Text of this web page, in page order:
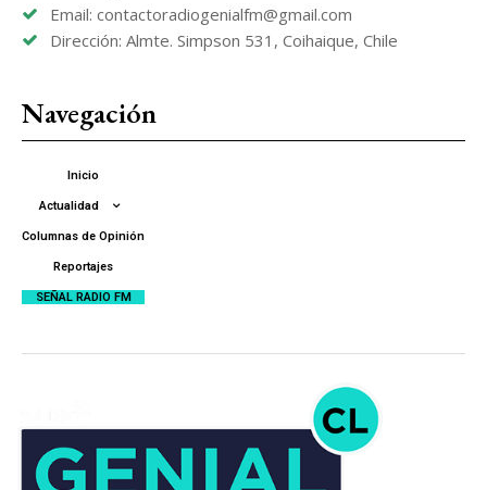
Email: contactoradiogenialfm@gmail.com
Dirección: Almte. Simpson 531, Coihaique, Chile
Navegación
Inicio
Actualidad
Columnas de Opinión
Reportajes
SEÑAL RADIO FM